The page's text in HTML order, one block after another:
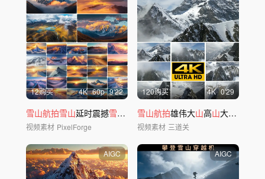
12购买 4K 60p 9'22
雪山航拍雪山延时震撼雪山 唯美雪山日照金山
视频素材 PixelForge
120购买 4K 0'29
雪山航拍雄伟大山高山大气
视频素材 三道关
AIGC AIGC